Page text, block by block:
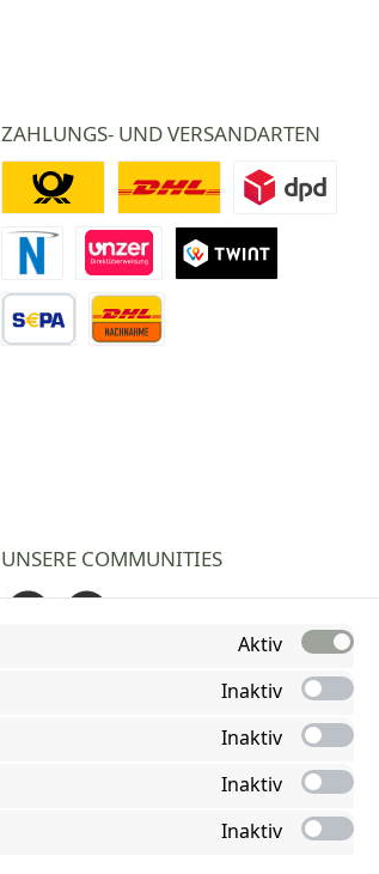
ZAHLUNGS- UND VERSANDARTEN
Novalnet ZahlungDirektüberweisung
Deutsche PostDHL DPD
UNSERE COMMUNITIES
Aktiv
Inaktiv
Inaktiv
Inaktiv
Inaktiv